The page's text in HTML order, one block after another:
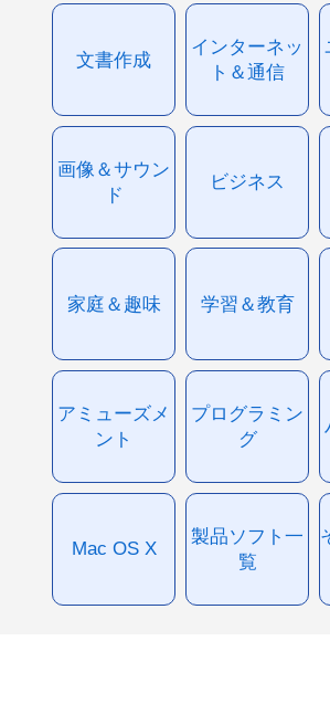
文書作成
インターネッ
ト＆通信
画像＆サウン
ド
ビジネス
家庭＆趣味 学習＆教育
アミューズメ
ント
プログラミン
グ
Mac OS X
製品ソフト一
覧